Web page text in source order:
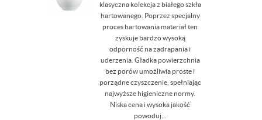
klasyczna kolekcja z białego szkła
hartowanego. Poprzez specjalny
proces hartowania materiał ten
zyskuje bardzo wysoką
odporność na zadrapania i
uderzenia. Gładka powierzchnia
bez porów umożliwia proste i
porządne czyszczenie, spełniając
najwyższe higieniczne normy.
Niska cena i wysoka jakość
powoduj...